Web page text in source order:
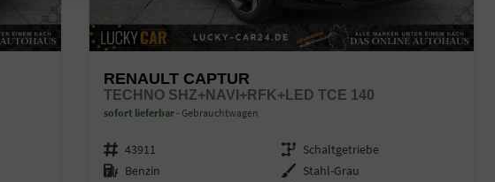
RENAULT CAPTUR
TECHNO SHZ+NAVI+RFK+LED TCE 140
sofort lieferbar Gebrauchtwagen
Fahrzeugnr. 43911 Getriebe Schaltgetriebe
Kraftstoff Benzin Außenfarbe Stahl-Grau